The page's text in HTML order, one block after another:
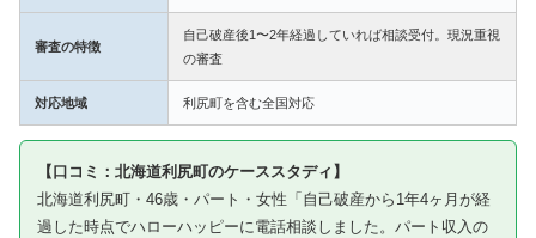
審査の特徴
自己破産後1〜2年経過していれば相談受付。現況重視
の審査
対応地域 利尻町を含む全国対応
【口コミ：北海道利尻町のケーススタディ】
北海道利尻町・46歳・パート・女性「自己破産から1年4ヶ月が経
過した時点でハローハッピーに電話相談しました。パート収入の